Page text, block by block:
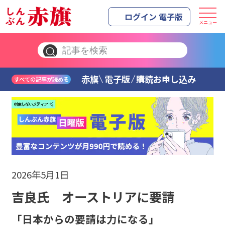
ログイン 電子版 メニュー
すべての記事が読める 赤旗 電子版 購読お申し込み
2026年5月1日
吉良氏 オーストリアに要請
「日本からの要請は力になる」